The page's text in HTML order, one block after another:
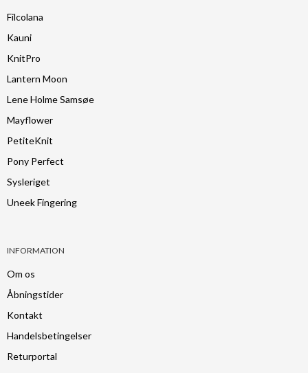
Filcolana
Kauni
KnitPro
Lantern Moon
Lene Holme Samsøe
Mayflower
PetiteKnit
Pony Perfect
Sysleriget
Uneek Fingering
INFORMATION
Om os
Åbningstider
Kontakt
Handelsbetingelser
Returportal